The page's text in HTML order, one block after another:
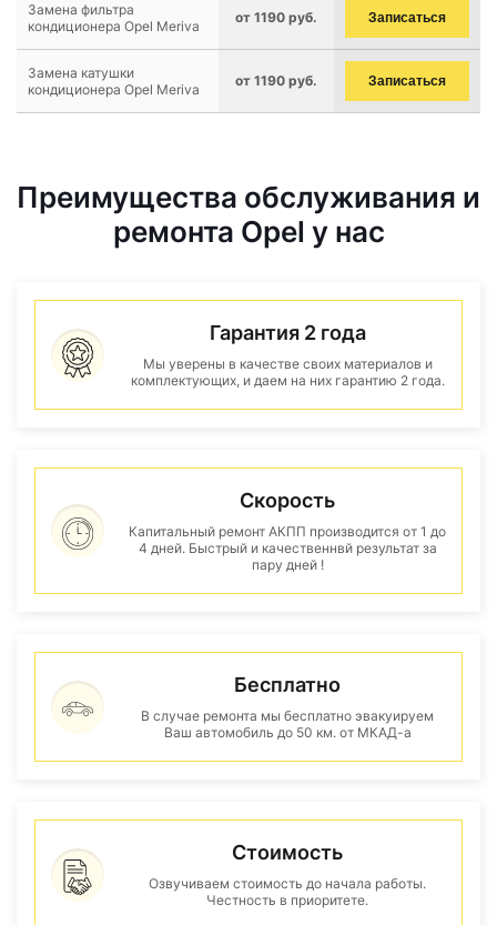
Замена фильтра
кондиционера Opel Meriva
от 1190 руб. Записаться
Замена катушки
кондиционера Opel Meriva
от 1190 руб. Записаться
Преимущества обслуживания и
ремонта Opel у нас
Гарантия 2 года
Мы уверены в качестве своих материалов и
комплектующих, и даем на них гарантию 2 года.
Скорость
Капитальный ремонт АКПП производится от 1 до
4 дней. Быстрый и качественнвй результат за
пару дней !
Бесплатно
В случае ремонта мы бесплатно эвакуируем
Ваш автомобиль до 50 км. от МКАД-а
Стоимость
Озвучиваем стоимость до начала работы.
Честность в приоритете.